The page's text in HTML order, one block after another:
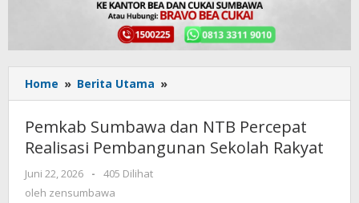
Home » Berita Utama »
Sumbawa
dan
NTB
Percepat
Pemkab Sumbawa dan NTB Percepat
Realisasi Pembangunan Sekolah Rakyat
Juni 22, 2026
oleh
zensumbawa
-
405 Dilihat
oleh zensumbawa